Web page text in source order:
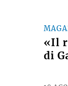
«Il
di